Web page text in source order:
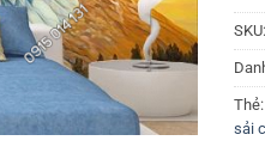
SKU:
Thẻ:
sải